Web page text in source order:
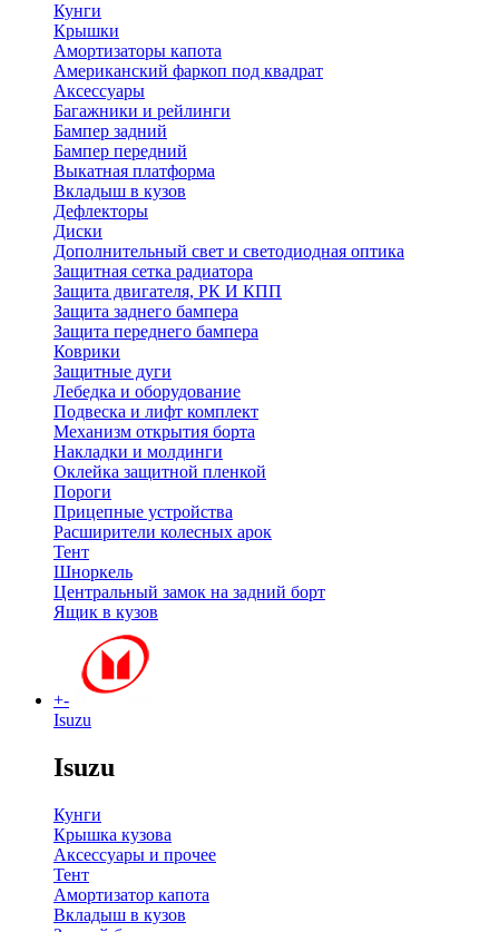
Кунги
Крышки
Амортизаторы капота
Американский фаркоп под квадрат
Аксессуары
Багажники и рейлинги
Бампер задний
Бампер передний
Выкатная платформа
Вкладыш в кузов
Дефлекторы
Диски
Дополнительный свет и светодиодная оптика
Защитная сетка радиатора
Защита двигателя, РК И КПП
Защита заднего бампера
Защита переднего бампера
Коврики
Защитные дуги
Лебедка и оборудование
Подвеска и лифт комплект
Механизм открытия борта
Накладки и молдинги
Оклейка защитной пленкой
Пороги
Прицепные устройства
Расширители колесных арок
Тент
Шноркель
Центральный замок на задний борт
Ящик в кузов
+-
Isuzu
Isuzu
Кунги
Крышка кузова
Аксессуары и прочее
Тент
Амортизатор капота
Вкладыш в кузов